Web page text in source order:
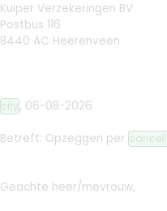
Kuiper Verzekeringen BV
Postbus 116
8440 AC Heerenveen
city, 06-08-2026
Betreft: Opzeggen per
Geachte heer/mevrouw,